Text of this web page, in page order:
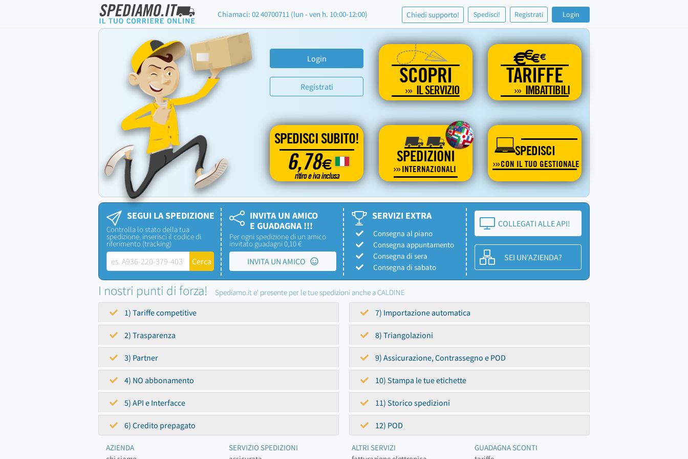
Chiamaci: 02 40700711 (lun - ven h. 10:00-12:00) Chiedi supporto! Spedisci! Registrati Login
Login
Registrati SCOPRI
IL SERVIZIO
€€€€
TARIFFE
IMBATTIBILI
SPEDISCI SUBITO!
6,78€
ritiro e iva inclusa
SPEDIZIONI
INTERNAZIONALI
SPEDISCI
CON IL TUO GESTIONALE
SEGUI LA SPEDIZIONE
Controlla lo stato della tua
spedizione, inserisci il codice di
riferimento (tracking)
INVITA UN AMICO
E GUADAGNA !!!
Per ogni spedizione di un amico
invitato guadagni 0,10 €
INVITA UN AMICO
SERVIZI EXTRA
Consegna al piano
Consegna appuntamento
Consegna di sera
Consegna di sabato
COLLEGATI ALLE API!
SEI UN'AZIENDA?
I nostri punti di forza! Spediamo.it e' presente per le tue spedizioni anche a CALDINE
1) Tariffe competitive
2) Trasparenza
3) Partner
4) NO abbonamento
5) API e Interfacce
6) Credito prepagato
7) Importazione automatica
8) Triangolazioni
9) Assicurazione, Contrassegno e POD
10) Stampa le tue etichette
11) Storico spedizioni
12) POD
AZIENDA
SERVIZIO SPEDIZIONI
ALTRI SERVIZI
GUADAGNA SCONTI